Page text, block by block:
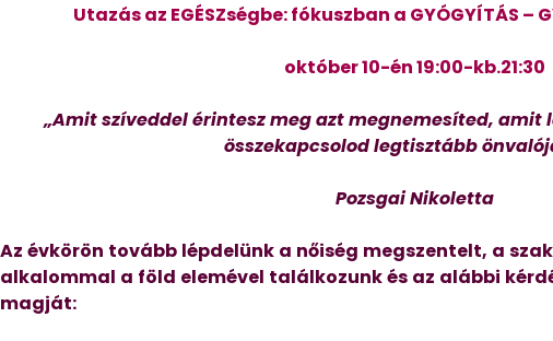
Utazás az EGÉSZségbe: fókuszban a GYÓGYÍTÁS –
október 10-én 19:00-kb.21:30
„Amit szíveddel érintesz meg azt megnemesíted, amit
összekapcsolod legtisztább
Pozsgai Nikoletta
Az évkörön tovább lépdelünk a nőiség megszentelt, a
alkalommal a föld elemével találkozunk és az alábbi
magját: